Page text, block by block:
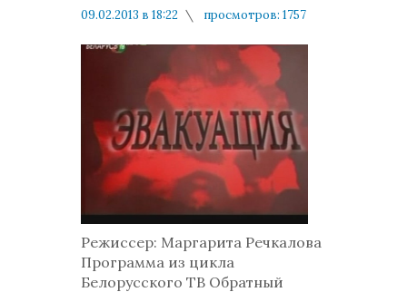
09.02.2013 в 18:22
просмотров: 1757
Режиссер: Маргарита Речкалова
Программа из цикла
Белорусского ТВ Обратный